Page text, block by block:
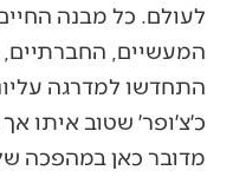
לעולם. כל מבנה
המעשיים, החברתיים,
התחדשו למדרגה
כ׳צ׳ופר׳ שטוב איתו
מדובר כאן במהפכה